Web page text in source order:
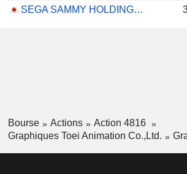
SEGA SAMMY HOLDINGS INC.
Bourse Actions
Action 4816
Graphiques Toei Animation Co.,Ltd.